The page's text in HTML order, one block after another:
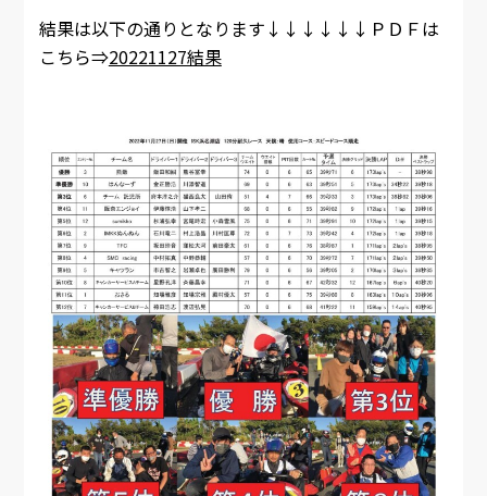
結果は以下の通りとなります↓↓↓↓↓↓ＰＤＦは
こちら⇒20221127結果